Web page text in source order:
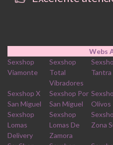
Webs
Sexshop
Viamonte
Sexshop
Total
Vibradores
Tantra
Sexshop X
San Miguel
Sexshop Por
San Miguel
Olivos
Sexshop
Lomas
Delivery
Sexshop
Lomas De
Zamora
Zona